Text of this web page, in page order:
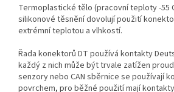
Termoplastické tělo (pracovní teploty -55
silikonové těsnění dovolují použití
extrémní teplotou a vlhkostí.
Řada konektorů DT používá kontakty
každý z nich může být trvale zatížen
senzory nebo CAN sběrnice se používají
povrchem, pro běžné použití mají